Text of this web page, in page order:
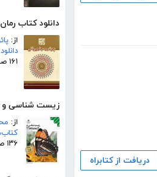
دانلود کتاب
از:
۱۶۱ صفحه
زیست شناسی و
از:
۱۳۶ صفحه
دریافت از کتابراه